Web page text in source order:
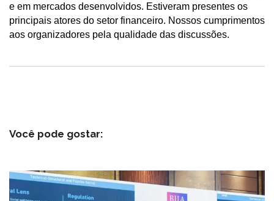
e em mercados desenvolvidos. Estiveram presentes os
principais atores do setor financeiro. Nossos cumprimentos
aos organizadores pela qualidade das discussões.
Você pode gostar: